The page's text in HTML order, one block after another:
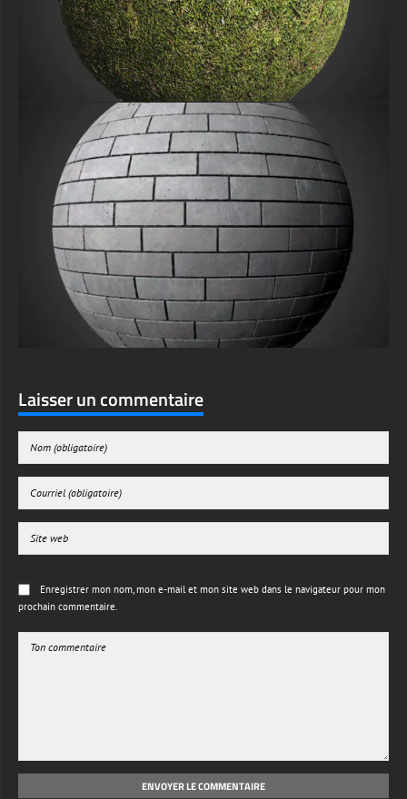
Laisser un commentaire
Enregistrer mon nom, mon e-mail et mon site web dans le navigateur pour mon
prochain commentaire.
ENVOYER LE COMMENTAIRE